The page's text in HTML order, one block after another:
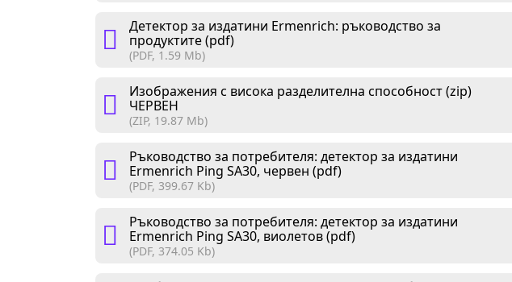
Детектор за издатини Ermenrich: ръководство за
продуктите (pdf)
(PDF, 1.59 Mb)
Изображения с висока разделителна способност (zip)
ЧЕРВЕН
(ZIP, 19.87 Mb)
Ръководство за потребителя: детектор за издатини
Ermenrich Ping SA30, червен (pdf)
(PDF, 399.67 Kb)
Ръководство за потребителя: детектор за издатини
Ermenrich Ping SA30, виолетов (pdf)
(PDF, 374.05 Kb)